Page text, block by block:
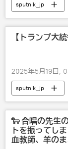
sputnik_jp
【トランプ大
2025年5月19日,
sputnik_jp
🐑 合唱の先生
トを振ってし
血教師、羊の